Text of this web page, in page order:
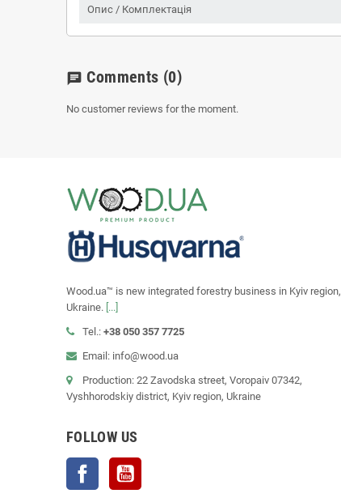
Опис / Комплектація
chat Comments (0)
No customer reviews for the moment.
Wood.ua™ is new integrated forestry business in Kyiv region,
Ukraine. [...]
Tel.: +38 050 357 7725
Email: info@wood.ua
Production: 22 Zavodska street, Voropaiv 07342,
Vyshhorodskiy district, Kyiv region, Ukraine
FOLLOW US
Facebook